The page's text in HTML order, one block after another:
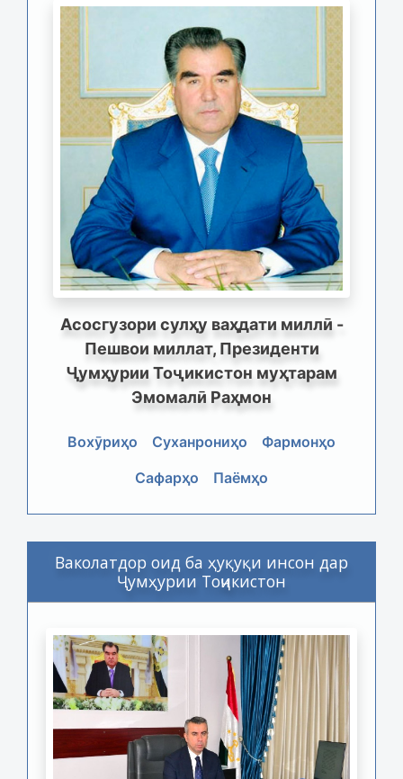
Асосгузори сулҳу ваҳдати миллӣ -
Пешвои миллат, Президенти
Ҷумҳурии Тоҷикистон муҳтарам
Эмомалӣ Раҳмон
Вохӯриҳо Суханрониҳо
Фармонҳо
Сафарҳо
Паёмҳо
Ваколатдор оид ба ҳуқуқи инсон дар
Ҷумҳурии Тоҷикистон